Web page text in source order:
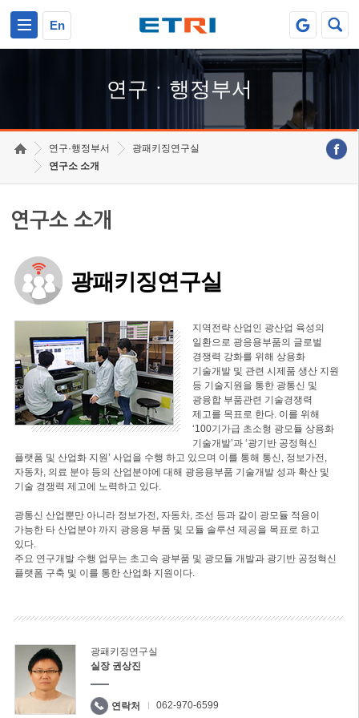
En
연구ㆍ행정부서
연구·행정부서
광패키징연구실
연구소 소개
연구소 소개
광패키징연구실
지역전략 산업인 광산업 육성의
일환으로 광응용부품의 글로벌
경쟁력 강화를 위해 상용화
기술개발 및 관련 시제품 생산 지원
등 기술지원을 통한 광통신 및
광융합 부품관련 기술경쟁력
제고를 목표로 한다. 이를 위해
‘100기가급 초소형 광모듈 상용화
기술개발’과 ‘광기반 공정혁신
플랫폼 및 산업화 지원’ 사업을 수행 하고 있으며 이를 통해 통신, 정보가전,
자동차, 의료 분야 등의 산업분야에 대해 광응용부품 기술개발 성과 확산 및
기술 경쟁력 제고에 노력하고 있다.
광통신 산업뿐만 아니라 정보가전, 자동차, 조선 등과 같이 광모듈 적용이
가능한 타 산업분야 까지 광응용 부품 및 모듈 솔루션 제공을 목표로 하고
있다.
주요 연구개발 수행 업무는 초고속 광부품 및 광모듈 개발과 광기반 공정혁신
플랫폼 구축 및 이를 통한 산업화 지원이다.
광패키징연구실
실장 권상진
연락처 062-970-6599